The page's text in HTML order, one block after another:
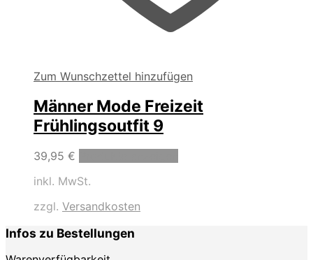
Zum Wunschzettel hinzufügen
Männer Mode Freizeit
Frühlingsoutfit 9
39,95 €
inkl. MwSt.
zzgl. Versandkosten
Infos zu Bestellungen